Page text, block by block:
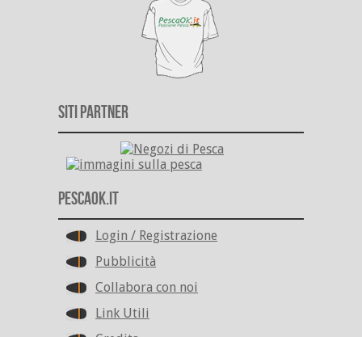
Siti Partner
PescaOk.it
Login / Registrazione
Pubblicità
Collabora con noi
Link Utili